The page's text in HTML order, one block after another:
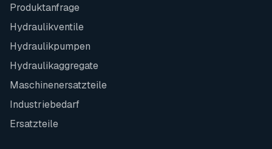
Produktanfrage
Hydraulikventile
Hydraulikpumpen
Hydraulikaggregate
Maschinenersatzteile
Industriebedarf
Ersatzteile